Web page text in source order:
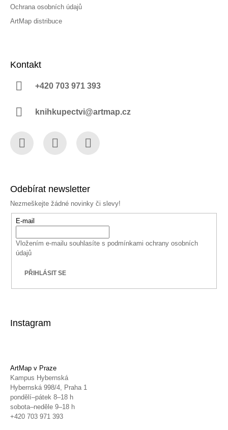
Ochrana osobních údajů
ArtMap distribuce
Kontakt
+420 703 971 393
knihkupectvi@artmap.cz
Odebírat newsletter
Nezmeškejte žádné novinky či slevy!
E-mail
Vložením e-mailu souhlasíte s podmínkami ochrany osobních
údajů
PŘIHLÁSIT SE
Instagram
ArtMap v Praze
Kampus Hybernská
Hybernská 998/4, Praha 1
pondělí–pátek 8–18 h
sobota–neděle 9–18 h
+420 703 971 393